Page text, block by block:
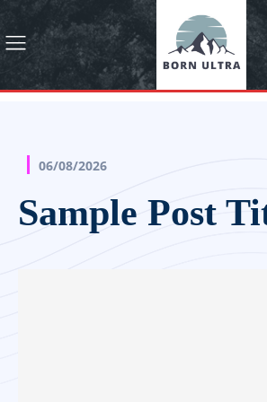
06/08/2026
Sample Post